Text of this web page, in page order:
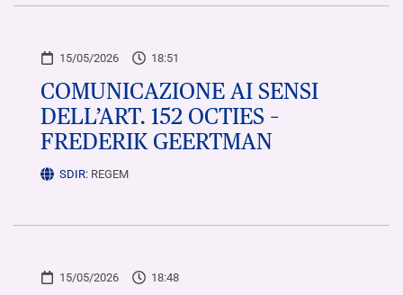
15/05/2026 18:51
COMUNICAZIONE AI SENSI
DELL’ART. 152 OCTIES –
FREDERIK GEERTMAN
SDIR: REGEM
15/05/2026 18:48